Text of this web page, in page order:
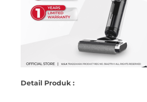
Detail Produk :